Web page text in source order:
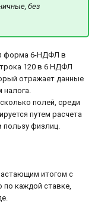
без
форма 6-НДФЛ в
120 в 6 НДФЛ
отражает данные
налога.
полей, среди
путем расчета
физлиц.
итогом с
по каждой ставке,